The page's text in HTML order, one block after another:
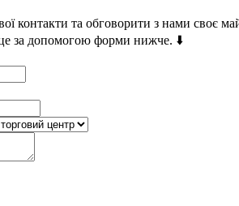
контакти та обговорити з нами своє
за допомогою форми нижче. ⬇️